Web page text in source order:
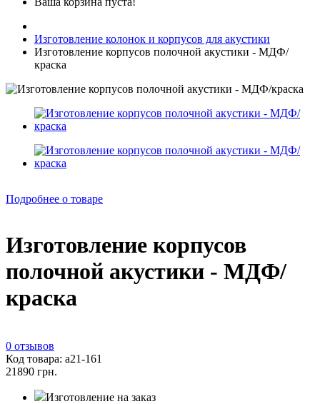
Изготовление колонок и корпусов для акустики
Изготовление корпусов полочной акустики - МДФ/
краска
Подробнее о товаре
Изготовление корпусов
полочной акустики - МДФ/
краска
0 отзывов
Код товара: а21-161
21890 грн.
Изготовление на заказ